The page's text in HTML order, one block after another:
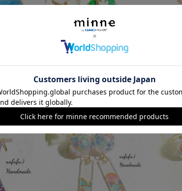
1,920円
SOLD OUT SOLD OUT